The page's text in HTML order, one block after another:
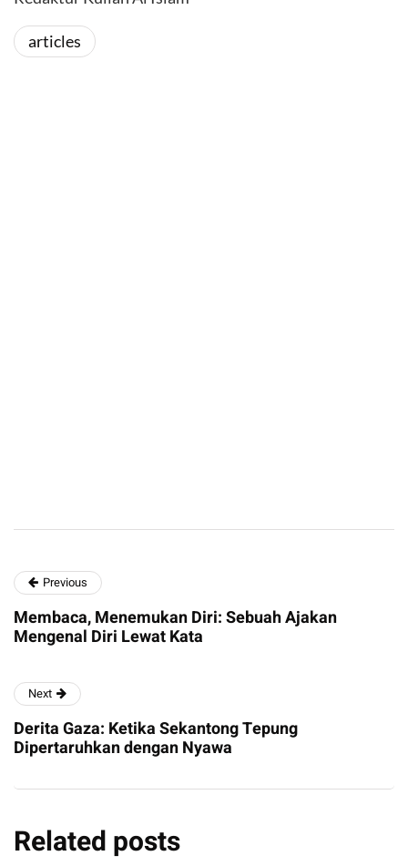
articles
Previous
Membaca, Menemukan Diri: Sebuah Ajakan
Mengenal Diri Lewat Kata
Next
Derita Gaza: Ketika Sekantong Tepung
Dipertaruhkan dengan Nyawa
Related posts